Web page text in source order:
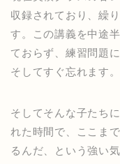
収録されており、繰
す。この講義を中途
ておらず、練習問題
そしてすぐ忘れます。
そしてそんな子たち
れた時間で、ここま
るんだ、という強い